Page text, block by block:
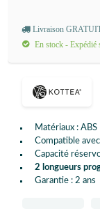
Matériaux : ABS
Compatible
Capacité
2 longueurs
Garantie : 2 ans
Livraison
En stock - Expédié